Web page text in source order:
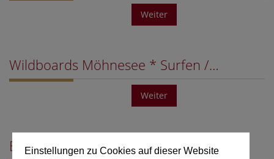
Weiter
Wildboards Möhnesee * Surfen /…
Weiter
Besucherbergwerk Ramsbeck
Einstellungen zu Cookies auf dieser Website